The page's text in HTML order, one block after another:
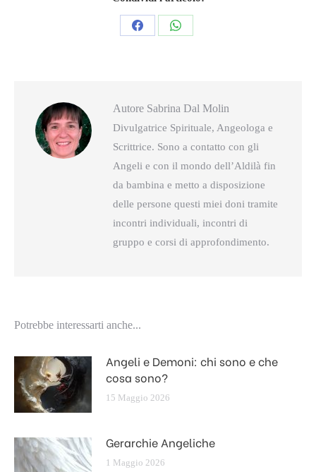
CondividiCondividi
Autore Sabrina Dal Molin
Divulgatrice Spirituale, Angeologa e
Scrittrice. Sono a contatto con gli
Angeli e con il mondo dell’Aldilà fin
da bambina e metto a disposizione
delle persone questi miei doni tramite
incontri individuali, incontri di
gruppo e corsi di approfondimento.
Potrebbe interessarti anche...
Angeli e Demoni: chi sono e che
cosa sono?
15 Maggio 2026
Gerarchie Angeliche
1 Maggio 2026